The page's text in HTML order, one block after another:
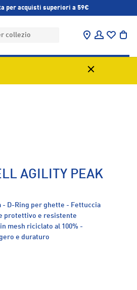
per acquisti superiori a 59€
Trova negozio
Accedi
AGILITY PEAK
- D-Ring per ghette - Fettuccia
protettivo e resistente
mesh riciclato al 100% -
e duraturo